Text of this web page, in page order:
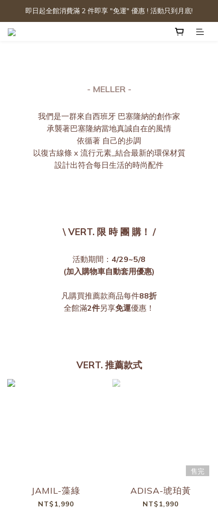
即日起全館消費滿 2 件即享 "免運" 優惠 ! 活動只到月底!
- MELLER -
我們是一群來自西班牙 巴塞隆納的創作家
承襲著巴塞隆納當地真誠自在的風情
依循著 自己的步調
以復古線條 x 流行元素_結合最新的環保材質
設計出符合每日生活的時尚配件
\ VERT. 限 時 團 購！ /
活動期間： 4/29~5/8
(加入購物車自動套用優惠)
凡購買推薦款商品每件88折
全館滿2件另享免運優惠！
VERT. 推薦款式
JAMIL-藻綠
NT$1,990
售完
ADISA-琥珀黃
NT$1,990